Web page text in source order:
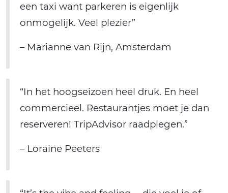
een taxi want parkeren is eigenlijk
onmogelijk. Veel plezier”
– Marianne van Rijn, Amsterdam
“In het hoogseizoen heel druk. En heel
commercieel. Restaurantjes moet je dan
reserveren! TripAdvisor raadplegen.”
– Loraine Peeters